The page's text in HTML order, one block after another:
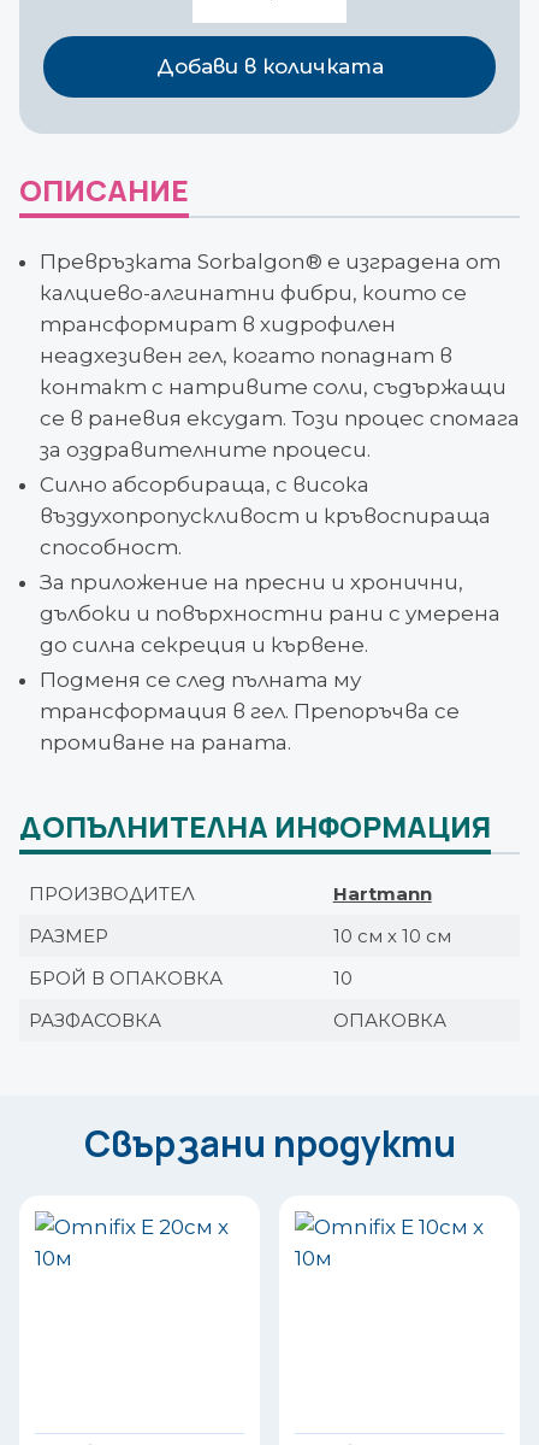
Sorbalgon
10см
x
10см
Добави в количката
ОПИСАНИЕ
Превръзката Sorbalgon® е изградена от
калциево-алгинатни фибри, които се
трансформират в хидрофилен
неадхезивен гел, когато попаднат в
контакт с натривите соли, съдържащи
се в раневия ексудат. Този процес спомага
за оздравителните процеси.
Силно абсорбираща, с висока
въздухопропускливост и кръвоспираща
способност.
За приложение на пресни и хронични,
дълбоки и повърхностни рани с умерена
до силна секреция и кървене.
Подменя се след пълната му
трансформация в гел. Препоръчва се
промиване на раната.
ДОПЪЛНИТЕЛНА ИНФОРМАЦИЯ
ПРОИЗВОДИТЕЛ
Hartmann
РАЗМЕР
10 см х 10 см
БРОЙ В ОПАКОВКА
10
РАЗФАСОВКА
ОПАКОВКА
Свързани продукти